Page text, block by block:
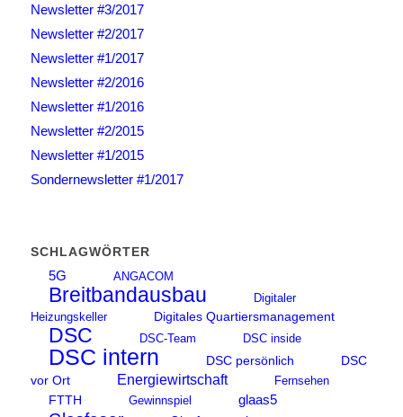
Newsletter #3/2017
Newsletter #2/2017
Newsletter #1/2017
Newsletter #2/2016
Newsletter #1/2016
Newsletter #2/2015
Newsletter #1/2015
Sondernewsletter #1/2017
SCHLAGWÖRTER
5G ANGACOM
Breitbandausbau
Digitaler
Heizungskeller
Digitales Quartiersmanagement
DSC DSC-Team DSC inside
DSC intern DSC persönlich
DSC
vor Ort
Energiewirtschaft Fernsehen
FTTH Gewinnspiel glaas5